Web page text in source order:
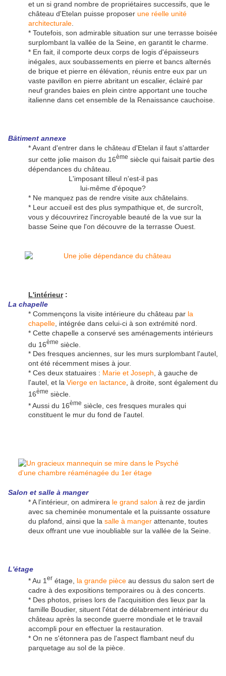
et un si grand nombre de propriétaires successifs, que le
château d'Etelan puisse proposer une réelle unité
architecturale
* Toutefois, son admirable situation sur une terrasse boisée
surplombant la vallée de la Seine, en garantit le charme.
* En fait, il comporte deux corps de logis d'épaisseurs
inégales, aux soubassements en pierre et bancs alternés
de brique et pierre en élévation, réunis entre eux par un
vaste pavillon en pierre abritant un escalier, éclairé par
neuf grandes baies en plein cintre apportant une touche
italienne dans cet ensemble de la Renaissance cauchoise.
Bâtiment annexe
* Avant d'entrer dans le château d'Etelan il faut s'attarder
sur cette jolie maison du 16ème siècle qui faisait partie des
dépendances du château.
L'imposant tilleul n'est-il pas
lui-même d'époque?
* Ne manquez pas de rendre visite aux châtelains.
* Leur accueil est des plus sympathique et, de surcroît,
vous y découvrirez l'incroyable beauté de la vue sur la
basse Seine que l'on découvre de la terrasse Ouest.
L'intérieur:
La chapelle
* Commençons la visite intérieure du château par la
chapelle , intégrée dans celui-ci à son extrémité nord.
* Cette chapelle a conservé ses aménagements intérieurs
du 16ème siècle.
* Des fresques anciennes, sur les murs surplombant l'autel,
ont été récemment mises à jour.
* Ces deux statuaires : Marie et Joseph , à gauche de
l'autel, et la Vierge en lactance , à droite, sont également du
16ème siècle.
* Aussi du 16ème siècle, ces fresques murales qui
constituent le mur du fond de l'autel.
Salon et salle à manger
* A l'intérieur, on admirera le grand salon à rez de jardin
avec sa cheminée monumentale et la puissante ossature
du plafond, ainsi que la salle à manger attenante, toutes
deux offrant une vue inoubliable sur la vallée de la Seine.
L'étage
* Au 1 er étage, la grande pièce au dessus du salon sert de
cadre à des expositions temporaires ou à des concerts.
* Des photos, prises lors de l'acquisition des lieux par la
famille Boudier, situent l'état de délabrement intérieur du
château après la seconde guerre mondiale et le travail
accompli pour en effectuer la restauration.
* On ne s'étonnera pas de l'aspect flambant neuf du
parquetage au sol de la pièce.